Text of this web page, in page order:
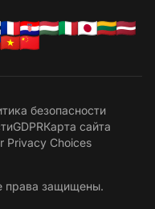
безопасности
GDPRКарта сайта
Privacy Choices
права защищены.